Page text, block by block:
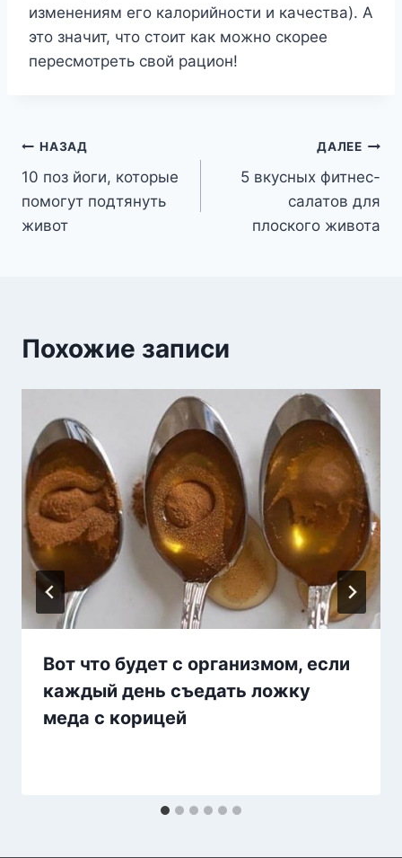
изменениям его калорийности и качества). А
это значит, что стоит как можно скорее
пересмотреть свой рацион!
Навигация
по
записям
НАЗАД
10 поз йоги, которые
помогут подтянуть
живот
ДАЛЕЕ
5 вкусных фитнес-
салатов для
плоского живота
Похожие записи
Вот что будет с организмом, если
каждый день съедать ложку
меда с корицей